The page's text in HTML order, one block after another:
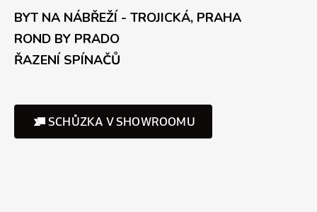
BYT NA NÁBŘEŽÍ - TROJICKÁ, PRAHA
ROND BY PRADO
ŘAZENÍ SPÍNAČŮ
SCHŮZKA V SHOWROOMU